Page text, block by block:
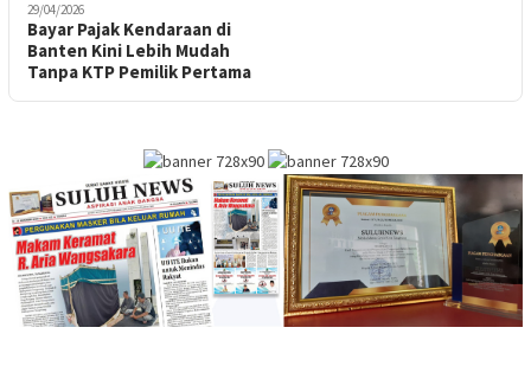
29/04/2026
Bayar Pajak Kendaraan di
Banten Kini Lebih Mudah
Tanpa KTP Pemilik Pertama